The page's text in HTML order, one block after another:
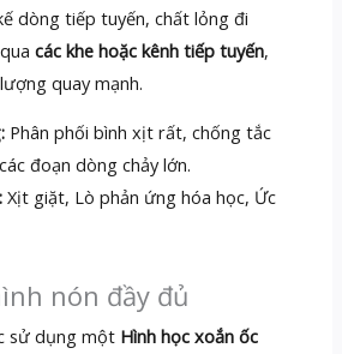
dòng tiếp tuyến, chất lỏng đi
các khe hoặc kênh tiếp tuyến,
quay mạnh.
Phân phối bình xịt rất, chống tắc
đoạn dòng chảy lớn.
Xịt giặt, Lò phản ứng hóa học, Ức
nón đầy đủ
sử dụng một Hình học xoắn ốc